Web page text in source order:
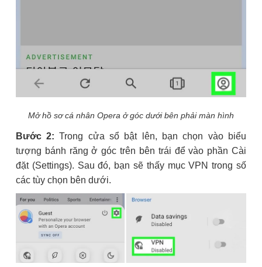
Mở hồ sơ cá nhân Opera ở góc dưới bên phải màn hình
Bước 2: Trong cửa sổ bật lên, bạn chọn vào biểu
tượng bánh răng ở góc trên bên trái để vào phần Cài
đặt (Settings). Sau đó, bạn sẽ thấy mục VPN trong số
các tùy chọn bên dưới.